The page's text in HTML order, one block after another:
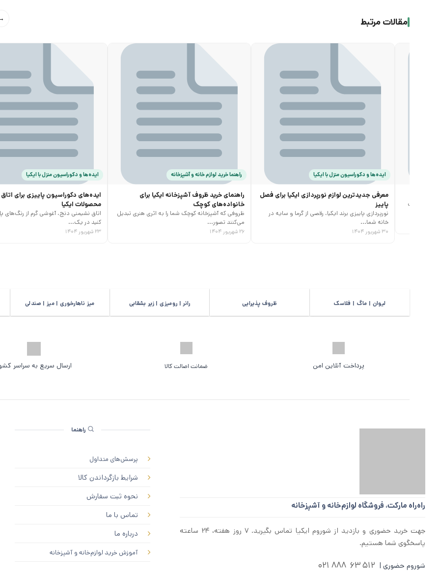
مقالات مرتبط
کنید در یک
ایده‌ها و دکوراسیون منزل با ایکیا
معرفی جدیدترین لوازم نورپردازی ایکیا برای فصل
پاییز
نورپردازی پاییزی برند ایکیا، رقصی از گرما و سایه در
خانه شما...
۳۰ شهریور ۱۴۰۴
راهنما خرید لوازم خانه و آشپزخانه
راهنمای خرید ظروف آشپزخانه ایکیا برای
خانواده‌های کوچک
ظروفی که آشپزخانه کوچک شما را به اثری هنری تبدیل
می‌کنند تصور...
۲۶ شهریور ۱۴۰۴
ایده‌ها و دکوراسیون منزل با ایکیا
ایده‌های دکوراسیون پاییزی برای
محصولات ایکیا
اتاق نشیمنی دنج، آغوشی گرم از رنگ‌های
کنید در یک...
۲۳ شهریور ۱۴۰۴
لیوان | ماگ | فلاسک ظروف پذیرایی رانر | رومیزی | زیر بشقابی میز ناهارخوری | میز | صندلی
پرداخت آنلاین امن ضمانت اصالت کالا ارسال سریع به سراسر
راه‌راه مارکت، فروشگاه لوازم‌خانه و آشپزخانه
جهت خرید حضوری و بازدید از شوروم ایکیا تماس بگیرید. ۷ روز هفته، ۲۴ ساعته
پاسخگوی شما هستیم.
شوروم حضوری | 512 63 888 021
راهنما
پرسش‌های متداول
شرایط بازگرداندن کالا
نحوه ثبت سفارش
تماس با ما
درباره ما
آموزش خرید لوازم‌خانه و آشپزخانه